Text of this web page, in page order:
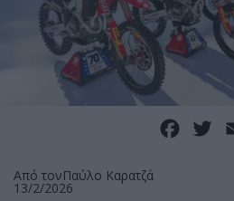
Από τονΠαύλο Καρατζά
13/2/2026